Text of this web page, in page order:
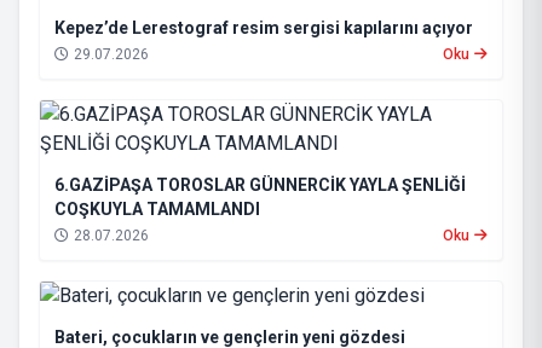
Kepez’de Lerestograf resim sergisi kapılarını açıyor
29.07.2026 Oku
6.GAZİPAŞA TOROSLAR GÜNNERCİK YAYLA ŞENLİĞİ
COŞKUYLA TAMAMLANDI
28.07.2026 Oku
Bateri, çocukların ve gençlerin yeni gözdesi